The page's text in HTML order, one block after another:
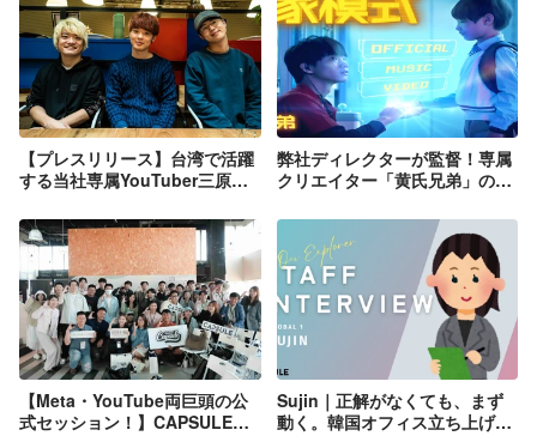
【プレスリリース】台湾で活躍
する当社専属YouTuber三原慧
ャンネルの登録者数が100万人
突破！
弊社ディレクターが監督！専属
クリエイター「黄氏兄弟」の
ターが台湾の複数メディアに紹
介されました
【Meta・YouTube両巨頭の公
式セッション！】CAPSULEが
Sujin｜正解がなくても、まず
動く。韓国オフィス立ち上げメ